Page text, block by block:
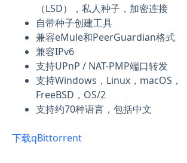
（LSD），私人种子，加密连接
自带种子创建工具
兼容eMule和PeerGuardian格式
兼容IPv6
支持UPnP / NAT-PMP端口转发
支持Windows，Linux，macOS，
FreeBSD，OS/2
支持约70种语言，包括中文
下载qBittorrent